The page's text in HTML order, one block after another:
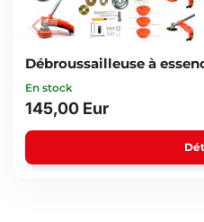
Débroussailleuse à
En stock
145,00 Eur